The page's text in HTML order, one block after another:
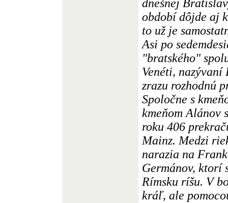
dnešnej
období dôjde aj
to už je
Asi po
"bratského"
Venéti, nazývaní
zrazu rozhodnú
Spoločne s
kmeňom Alánov
roku 406
Mainz. Medzi
narazia na
Germánov, ktorí
Rímsku ríšu. V
kráľ, ale